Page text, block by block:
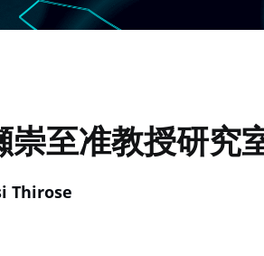
至准教授研究
Thirose